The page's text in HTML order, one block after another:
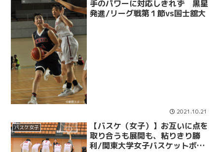
手のパワーに対応しきれず 黒星
発進/リーグ戦第１節vs国士舘大
2021.10.21
バスケ女子
【バスケ（女子）】お互いに点を
取り合うも展開も、粘りきり勝
利/関東大学女子バスケットボー